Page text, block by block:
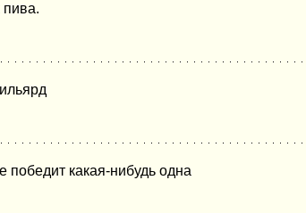
пива.
победит какая-нибудь одна